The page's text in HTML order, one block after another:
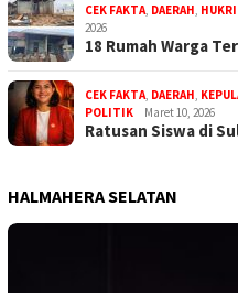
CEK FAKTA DAERAH
2026
18 Rumah Warga
CEK FAKTA DAERAH
POLITIK
Maret 10, 2026
Ratusan Siswa di
HALMAHERA SELATAN